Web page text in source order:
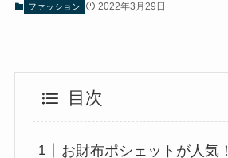
ファッション 2022年3月29日
目次
お財布ポシェットが人気！